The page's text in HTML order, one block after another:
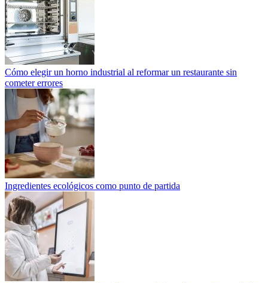
Cómo elegir un horno industrial al reformar un restaurante sin
cometer errores
Ingredientes ecológicos como punto de partida